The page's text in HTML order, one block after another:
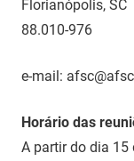
Florianópolis, SC
88.010-976
e-mail:
Horário das
A partir do dia 15